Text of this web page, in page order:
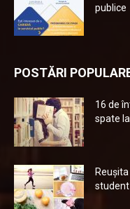
publice
POSTĂRI
16 de
spate la...
student